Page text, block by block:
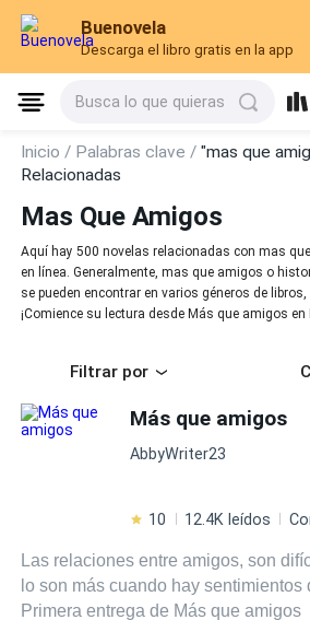
Buenovela
Descarga el libro gratis en la app
Busca lo que quieras
Inicio / Palabras clave /"mas que
Relacionadas
Mas Que Amigos
Aquí hay 500 novelas relacionadas con mas
en línea. Generalmente, mas que amigos o
se pueden encontrar en varios géneros de
¡Comience su lectura desde Más que amigos en
Filtrar por
Más que amigos
AbbyWriter23
10 12.4K leídos
Las relaciones entre amigos, son
lo son más cuando hay
Primera entrega de Más que amigos